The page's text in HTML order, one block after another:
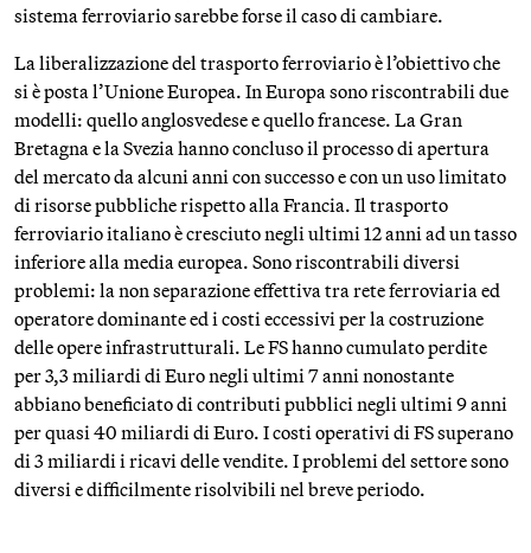
sistema ferroviario sarebbe forse il caso di cambiare.
La liberalizzazione del trasporto ferroviario è l’obiettivo che
si è posta l’Unione Europea. In Europa sono riscontrabili due
modelli: quello anglosvedese e quello francese. La Gran
Bretagna e la Svezia hanno concluso il processo di apertura
del mercato da alcuni anni con successo e con un uso limitato
di risorse pubbliche rispetto alla Francia. Il trasporto
ferroviario italiano è cresciuto negli ultimi 12 anni ad un tasso
inferiore alla media europea. Sono riscontrabili diversi
problemi: la non separazione effettiva tra rete ferroviaria ed
operatore dominante ed i costi eccessivi per la costruzione
delle opere infrastrutturali. Le FS hanno cumulato perdite
per 3,3 miliardi di Euro negli ultimi 7 anni nonostante
abbiano beneficiato di contributi pubblici negli ultimi 9 anni
per quasi 40 miliardi di Euro. I costi operativi di FS superano
di 3 miliardi i ricavi delle vendite. I problemi del settore sono
diversi e difficilmente risolvibili nel breve periodo.